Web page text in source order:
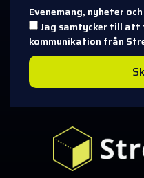
Evenemang, nyheter
Jag samtycker till att
kommunikation från